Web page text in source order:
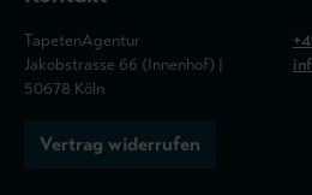
TapetenAgentur
Jakobstrasse 66 (Innenhof) |
50678 Köln
Vertrag widerrufen